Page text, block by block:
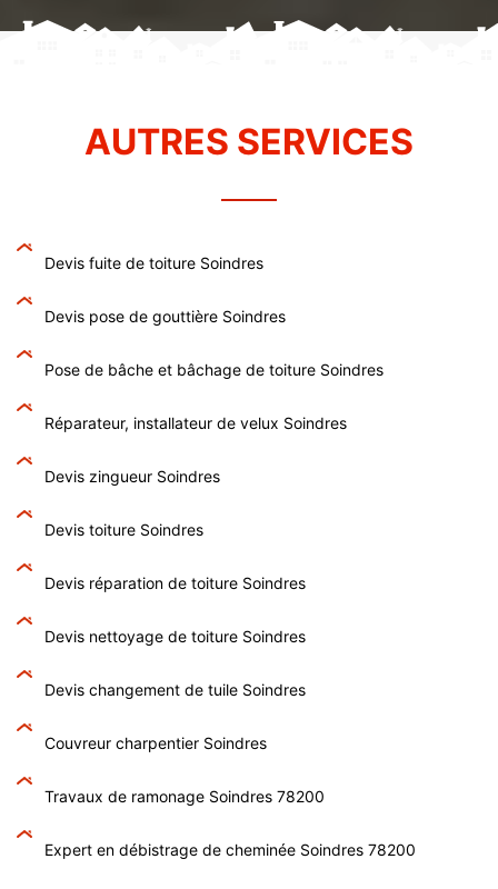
AUTRES SERVICES
Devis fuite de toiture Soindres
Devis pose de gouttière Soindres
Pose de bâche et bâchage de toiture Soindres
Réparateur, installateur de velux Soindres
Devis zingueur Soindres
Devis toiture Soindres
Devis réparation de toiture Soindres
Devis nettoyage de toiture Soindres
Devis changement de tuile Soindres
Couvreur charpentier Soindres
Travaux de ramonage Soindres 78200
Expert en débistrage de cheminée Soindres 78200